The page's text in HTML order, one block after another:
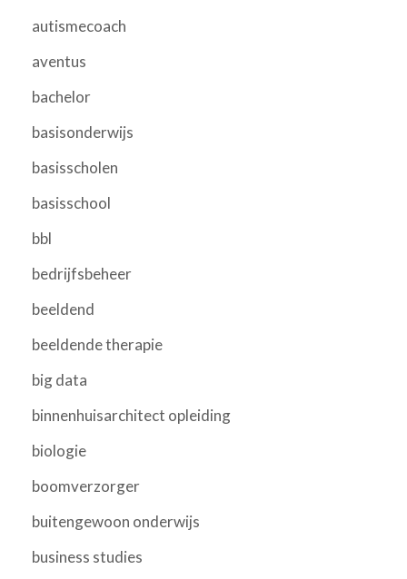
autismecoach
aventus
bachelor
basisonderwijs
basisscholen
basisschool
bbl
bedrijfsbeheer
beeldend
beeldende therapie
big data
binnenhuisarchitect opleiding
biologie
boomverzorger
buitengewoon onderwijs
business studies